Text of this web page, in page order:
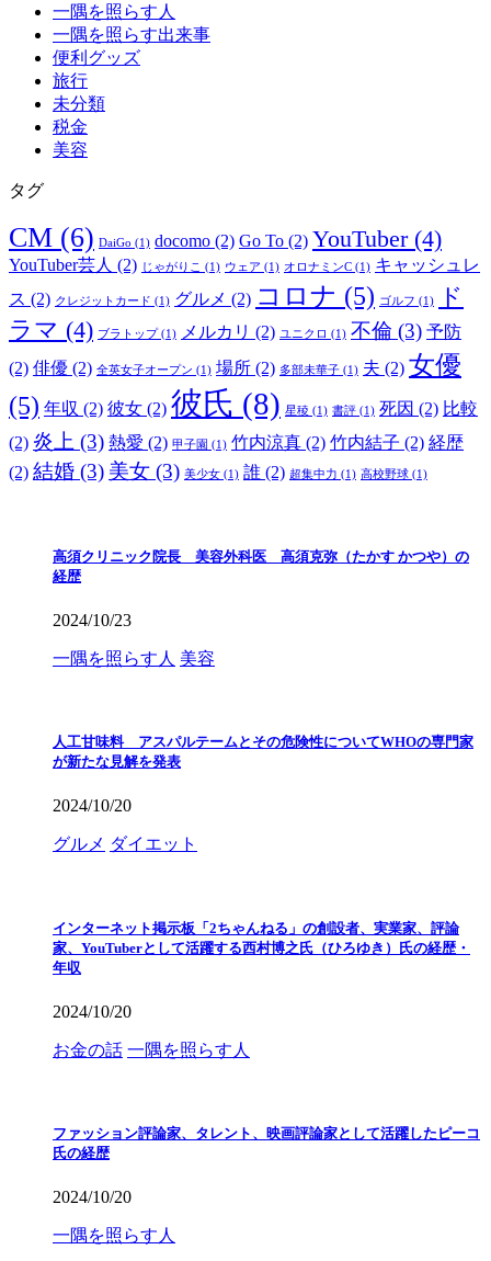
一隅を照らす人
一隅を照らす出来事
便利グッズ
旅行
未分類
税金
美容
タグ
CM (6) DaiGo (1) docomo (2) Go To (2) YouTuber(4)
YouTuber芸人 (2) じゃがりこ (1) ウェア (1) オロナミンC (1) キャッシュレ
ス (2) クレジットカード (1) グルメ (2) コロナ (5) ゴルフ (1)
ド
ラマ (4) ブラトップ(1) メルカリ (2) ユニクロ (1) 不倫 (3) 予防
(2) 俳優 (2) 全英女子オープン (1) 場所 (2) 多部未華子 (1) 夫 (2) 女優
(5) 年収 (2) 彼女 (2) 彼氏 (8) 星稜 (1) 書評 (1) 死因 (2) 比較
(2) 炎上 (3) 熱愛 (2) 甲子園 (1) 竹内涼真 (2) 竹内結子 (2) 経歴
(2) 結婚 (3) 美女 (3) 美少女 (1) 誰 (2) 超集中力 (1) 高校野球 (1)
高須クリニック院長 美容外科医 高須克弥（たかす かつや）の
経歴
2024/10/23
一隅を照らす人 美容
人工甘味料 アスパルテームとその危険性についてWHOの専門家
が新たな見解を発表
2024/10/20
グルメ ダイエット
インターネット掲示板「2ちゃんねる」の創設者、実業家、評論
家、YouTuberとして活躍する西村博之氏（ひろゆき）氏の経歴・
年収
2024/10/20
お金の話 一隅を照らす人
ファッション評論家、タレント、映画評論家として活躍したピーコ
氏の経歴
2024/10/20
一隅を照らす人